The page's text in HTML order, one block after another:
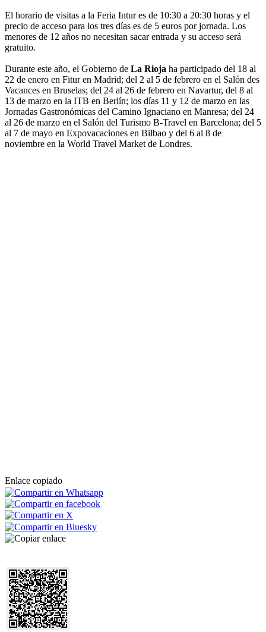
El horario de visitas a la Feria Intur es de 10:30 a 20:30 horas y el
precio de acceso para los tres días es de 5 euros por jornada. Los
menores de 12 años no necesitan sacar entrada y su acceso será
gratuito.
Durante este año, el Gobierno de La Rioja ha participado del 18 al
22 de enero en Fitur en Madrid; del 2 al 5 de febrero en el Salón des
Vacances en Bruselas; del 24 al 26 de febrero en Navartur, del 8 al
13 de marzo en la ITB en Berlín; los días 11 y 12 de marzo en las
Jornadas Gastronómicas del Camino Ignaciano en Manresa; del 24
al 26 de marzo en el Salón del Turismo B-Travel en Barcelona; del 5
al 7 de mayo en Expovacaciones en Bilbao y del 6 al 8 de
noviembre en la World Travel Market de Londres.
Enlace copiado